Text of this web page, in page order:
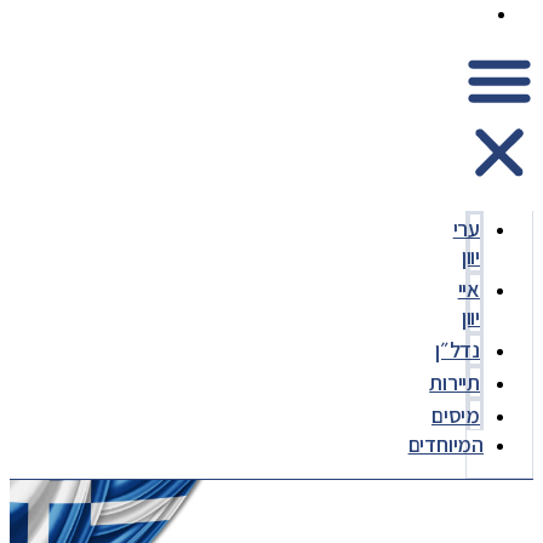
ערי
יוון
איי
יוון
נדל״ן
תיירות
מיסים
המיוחדים